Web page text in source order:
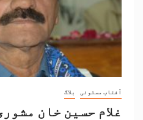
آفتاب مستوئی بلاگ
غلام حسین خان